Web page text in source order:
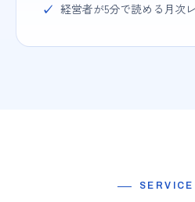
経営者が5分で読める月次
SERVICE